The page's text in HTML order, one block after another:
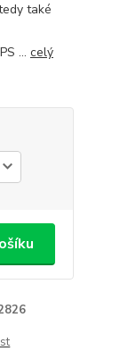
také
... celý